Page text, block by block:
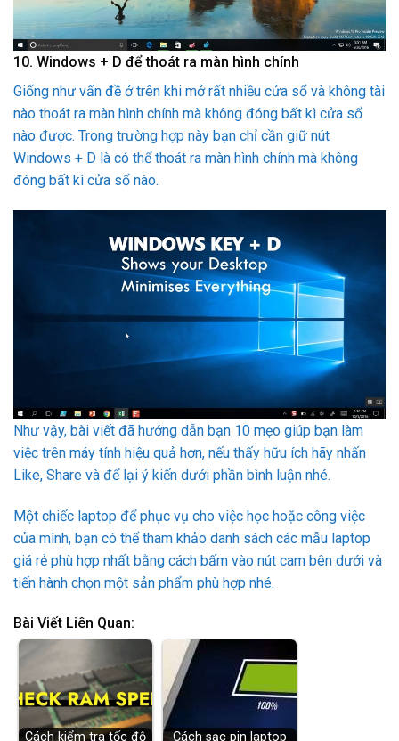
10. Windows + D để thoát ra màn hình chính
Giống như vấn đề ở trên khi mở rất nhiều cửa sổ và không tài
nào thoát ra màn hình chính mà không đóng bất kì cửa sổ
nào được. Trong trường hợp này bạn chỉ cần giữ nút
Windows + D là có thể thoát ra màn hình chính mà không
đóng bất kì cửa sổ nào.
Như vậy, bài viết đã hướng dẫn bạn 10 mẹo giúp bạn làm
việc trên máy tính hiệu quả hơn, nếu thấy hữu ích hãy nhấn
Like, Share và để lại ý kiến dưới phần bình luận nhé.
Một chiếc laptop để phục vụ cho việc học hoặc công việc
của mình, bạn có thể tham khảo danh sách các mẫu laptop
giá rẻ phù hợp nhất bằng cách bấm vào nút cam bên dưới và
tiến hành chọn một sản phẩm phù hợp nhé.
Bài Viết Liên Quan:
Cách kiểm tra tốc độ Cách sạc pin laptop